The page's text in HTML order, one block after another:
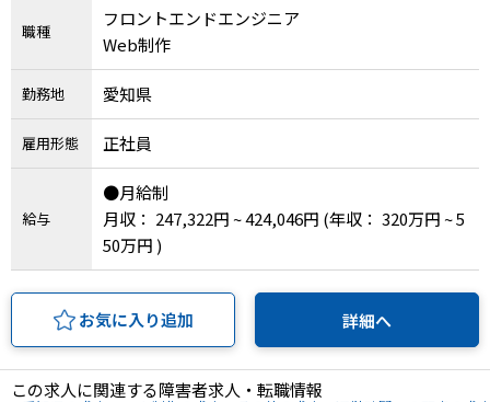
職種
フロントエンドエンジニア
Web制作
勤務地 愛知県
雇用形態 正社員
給与
●月給制
月収： 247,322円 ~ 424,046円 (年収： 320万円 ~ 5
50万円 )
お気に入り追加 詳細へ
この求人に関連する障害者求人・転職情報
IT・Web制作スキルを身につける就労移行支援サービス
ソーシャルファームサービス
しいたけ生産で実現する
新しい障害者雇用支援サービス
ご利用ガイド